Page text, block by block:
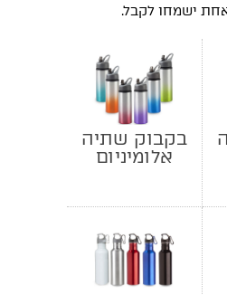
ישמחו לקבל.
בקבוק שתיה
אלומיניום